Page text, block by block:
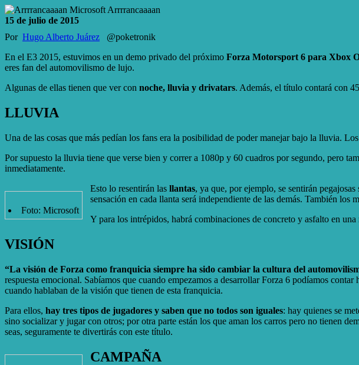
Microsoft Arrrrancaaaan
15 de julio de 2015
Por Hugo Alberto Juárez @poketronik
En el E3 2015, estuvimos en un demo privado del próximo Forza Motorsport 6 para Xbox
eres fan del automovilismo de lujo.
Algunas de ellas tienen que ver con noche, lluvia y drivatars. Además, el título contará con
LLUVIA
Una de las cosas que más pedían los fans era la posibilidad de poder manejar bajo la lluvia.
Por supuesto la lluvia tiene que verse bien y correr a 1080p y 60 cuadros por segundo, pero
inmediatamente.
Foto: Microsoft
Esto lo resentirán las llantas, ya que, por ejemplo, se sentirán
sensación en cada llanta será independiente de las demás. También los
Y para los intrépidos, habrá combinaciones de concreto y asfalto en una
VISIÓN
“La visión de Forza como franquicia siempre ha sido cambiar la cultura del
respuesta emocional. Sabíamos que cuando empezamos a desarrollar Forza 6 podíamos
cuando hablaban de la visión que tienen de esta franquicia.
Para ellos, hay tres tipos de jugadores y saben que no todos son iguales: hay quienes se
sino socializar y jugar con otros; por otra parte están los que aman los carros pero no tienen
seas, seguramente te divertirás con este título.
CAMPAÑA